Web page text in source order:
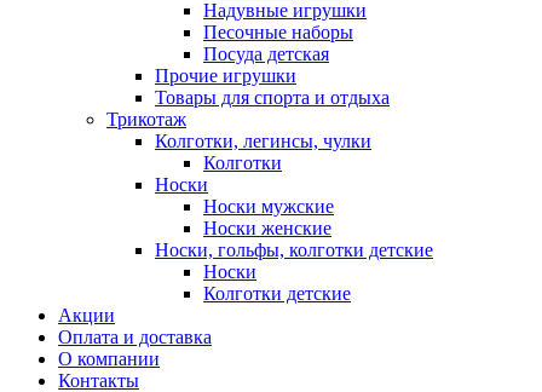
Надувные игрушки
Песочные наборы
Посуда детская
Прочие игрушки
Товары для спорта и отдыха
Трикотаж
Колготки, легинсы, чулки
Колготки
Носки
Носки мужские
Носки женские
Носки, гольфы, колготки детские
Носки
Колготки детские
Акции
Оплата и доставка
О компании
Контакты